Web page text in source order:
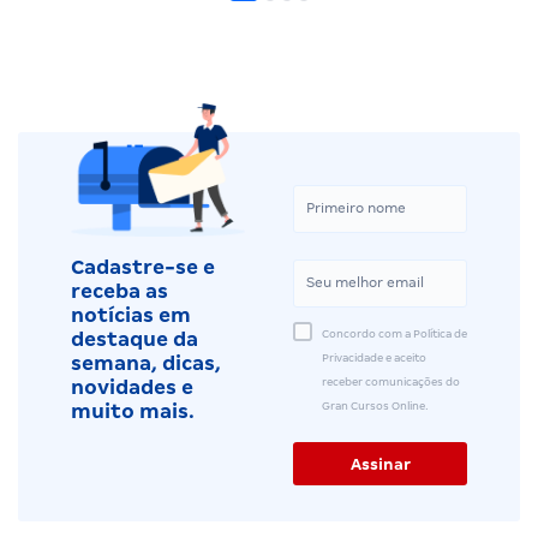
Cadastre-se e
receba as
notícias em
destaque da
semana, dicas,
novidades e
muito mais.
Concordo com a Política de
Privacidade e aceito
receber comunicações do
Gran Cursos Online.